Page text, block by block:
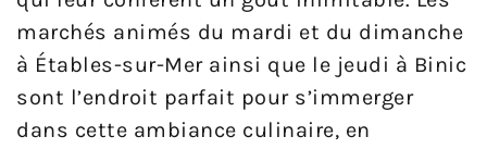
marchés animés du mardi et du dimanche
à Étables-sur-Mer ainsi que le jeudi à Binic
sont l’endroit parfait pour s’immerger
dans cette ambiance culinaire, en